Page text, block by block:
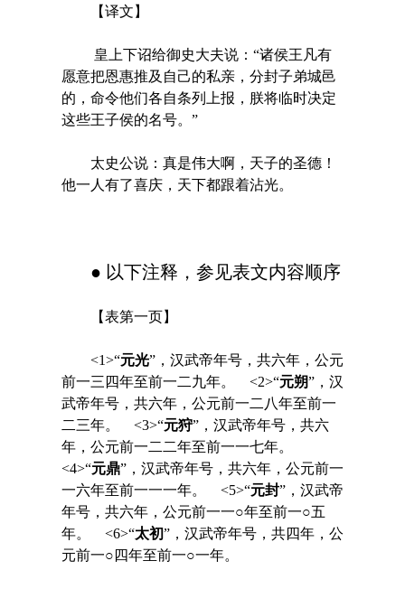
【译文】
皇上下诏给御史大夫说：“诸侯王凡有
愿意把恩惠推及自己的私亲，分封子弟城邑
的，命令他们各自条列上报，朕将临时决定
这些王子侯的名号。”
太史公说：真是伟大啊，天子的圣德！
他一人有了喜庆，天下都跟着沾光。
● 以下注释，参见表文内容顺序
【表第一页】
<1>“元光”，汉武帝年号，共六年，公元
前一三四年至前一二九年。 <2>“元朔”，汉
武帝年号，共六年，公元前一二八年至前一
二三年。 <3>“元狩”，汉武帝年号，共六
年，公元前一二二年至前一一七年。
<4>“元鼎”，汉武帝年号，共六年，公元前一
一六年至前一一一年。 <5>“元封”，汉武帝
年号，共六年，公元前一一○年至前一○五
年。 <6>“太初”，汉武帝年号，共四年，公
元前一○四年至前一○一年。